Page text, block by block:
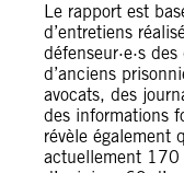
Le rapport est
d’entretiens
défenseur·e·s
d’anciens
avocats, des
des informations
révèle également
actuellement 170